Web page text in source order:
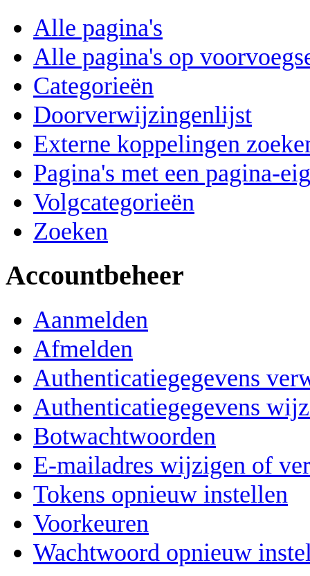
Alle pagina's
Alle pagina's op
Categorieën
Doorverwijzingenlijst
Externe koppelingen
Pagina's met een pagina-
Volgcategorieën
Zoeken
Accountbeheer
Aanmelden
Afmelden
Authenticatiegegevens
Authenticatiegegevens
Botwachtwoorden
E-mailadres wijzigen of
Tokens opnieuw instellen
Voorkeuren
Wachtwoord opnieuw